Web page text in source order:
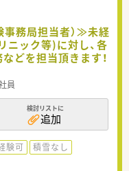
事務局担当者）≫未経
ニック等)に対し、各
どを担当頂きます！
員
検討リストに
追加
験可
積雪なし